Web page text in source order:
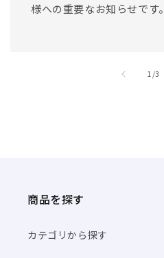
様への重要なお知らせです。
1 //3
商品を探す
カテゴリから探す